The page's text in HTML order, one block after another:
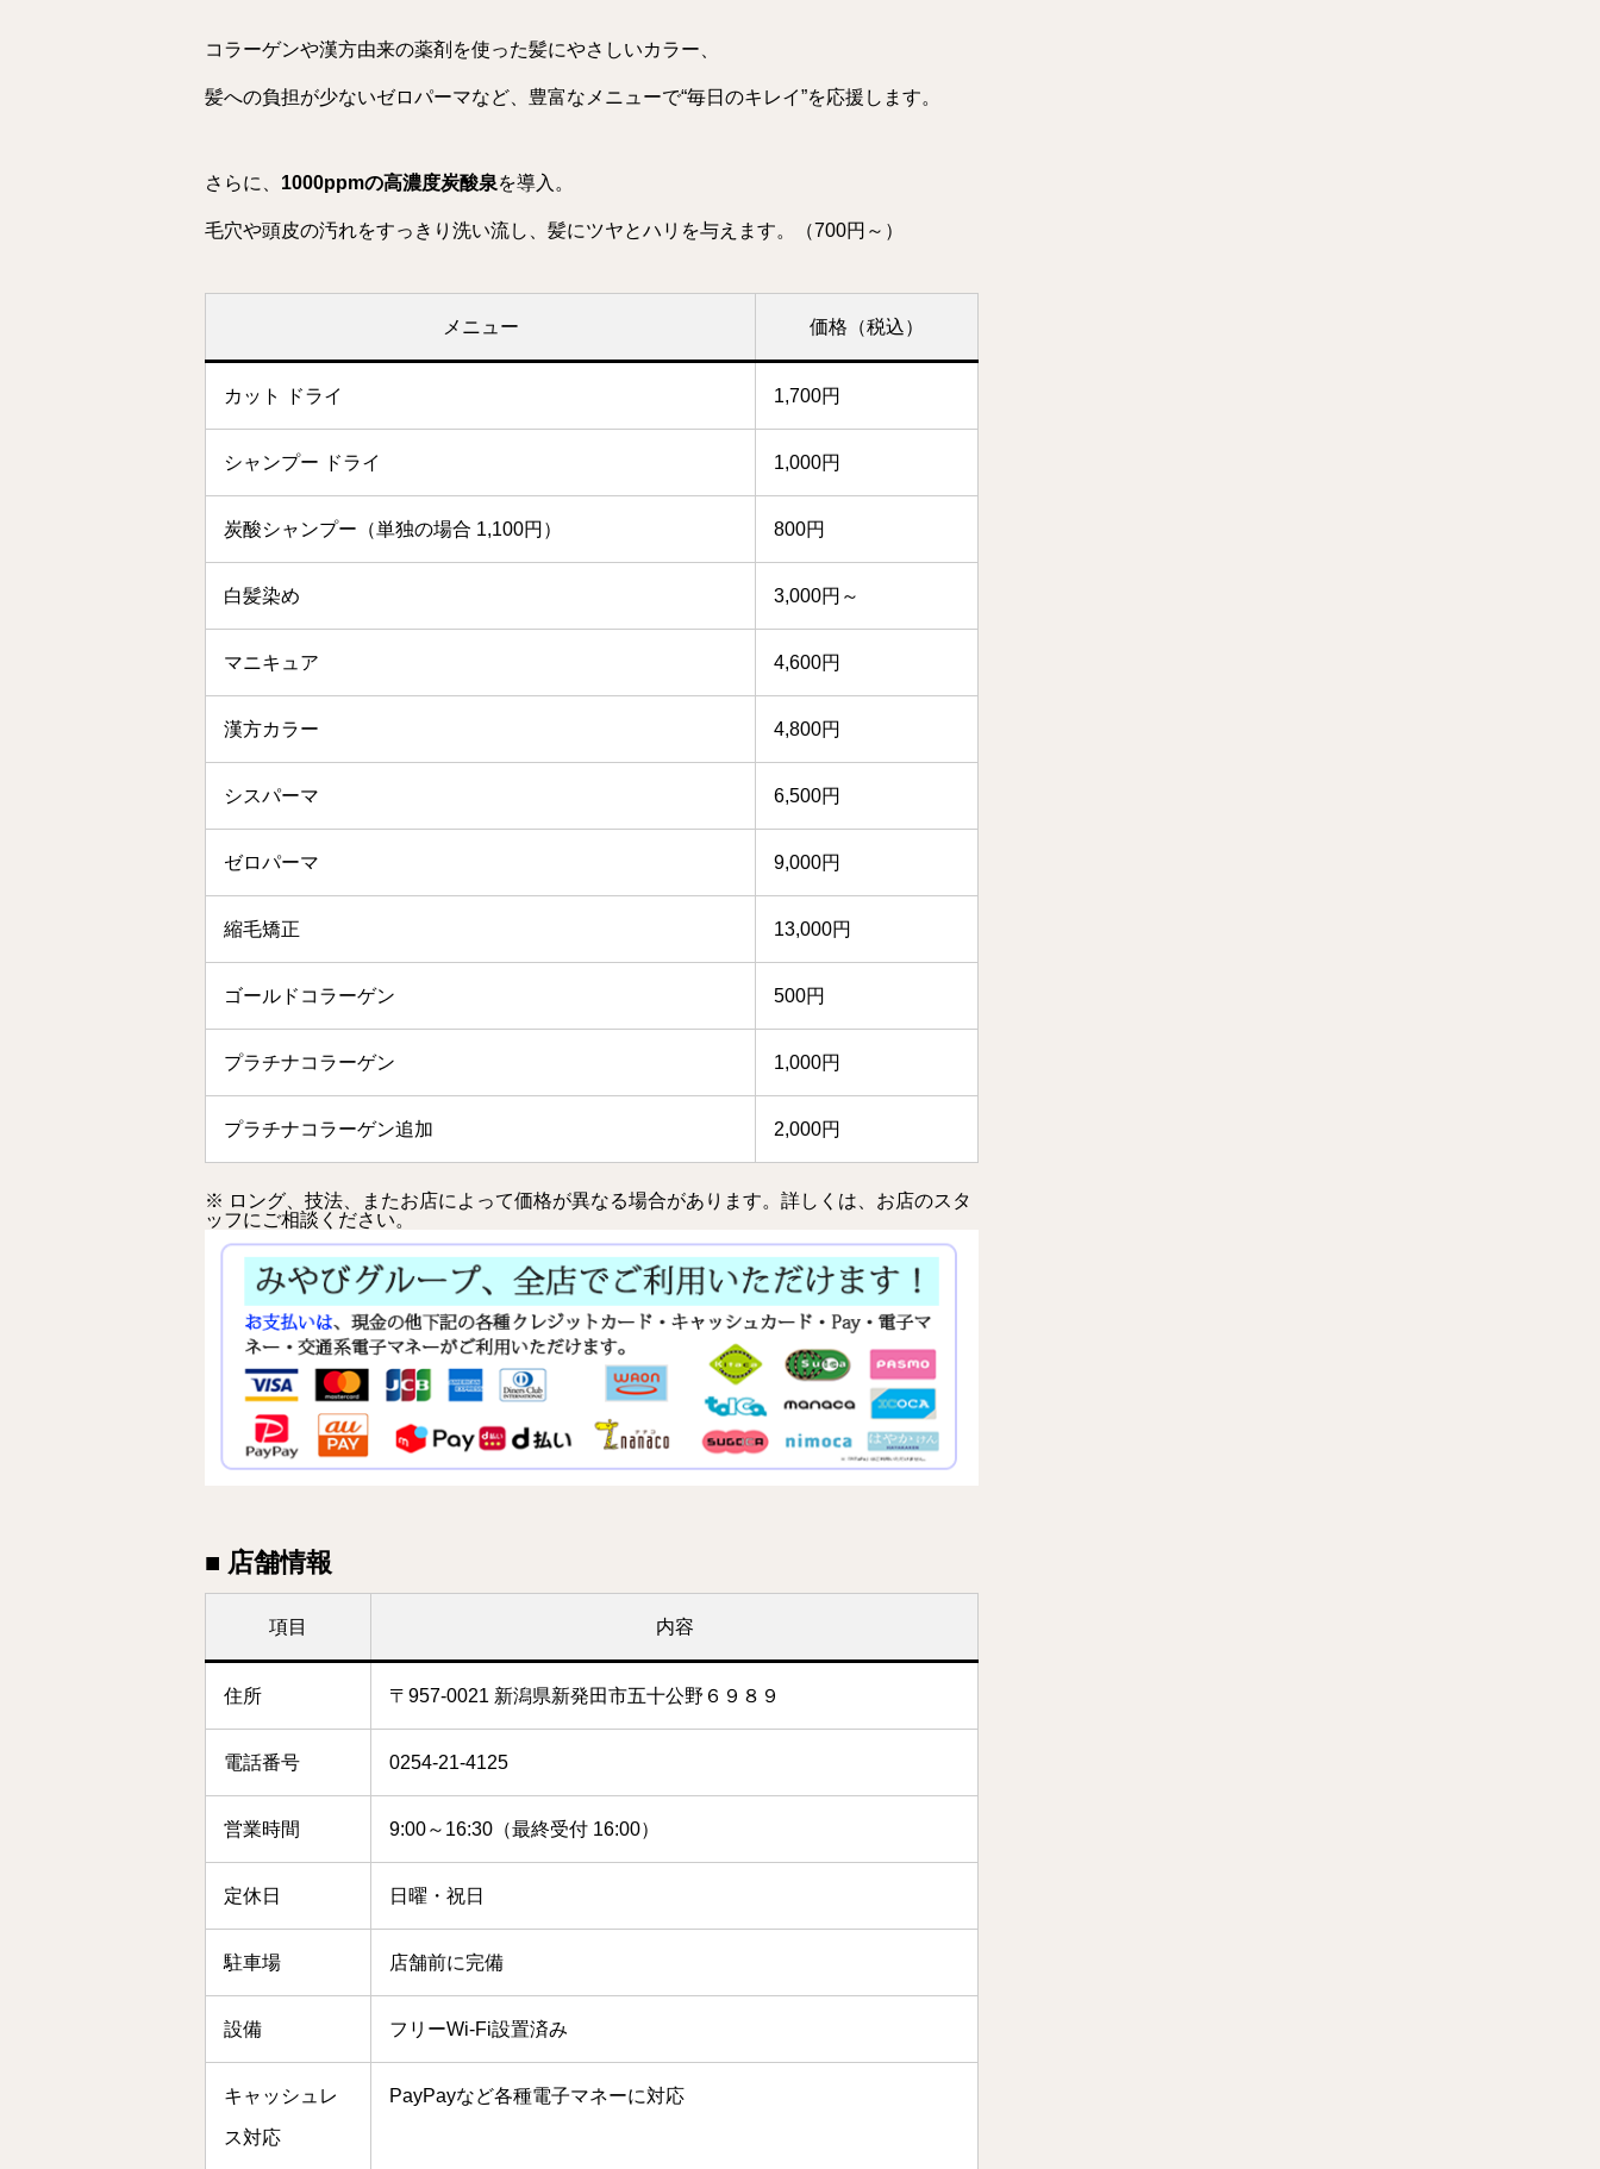
コラーゲンや漢方由来の薬剤を使った髪にやさしいカラー、
髪への負担が少ないゼロパーマなど、豊富なメニューで“毎日のキレイ”を応援します。
さらに、 1000ppmの高濃度炭酸泉を導入。
毛穴や頭皮の汚れをすっきり洗い流し、髪にツヤとハリを与えます。（700円～）
メニュー 価格（税込）
カット ドライ 1,700円
シャンプー ドライ 1,000円
炭酸シャンプー（単独の場合 1,100円） 800円
白髪染め 3,000円～
マニキュア 4,600円
漢方カラー 4,800円
シスパーマ 6,500円
ゼロパーマ 9,000円
縮毛矯正 13,000円
ゴールドコラーゲン 500円
プラチナコラーゲン 1,000円
プラチナコラーゲン追加 2,000円
※ ロング、技法、またお店によって価格が異なる場合があります。詳しくは、お店のスタ
ッフにご相談ください。
■ 店舗情報
項目 内容
住所 〒957-0021 新潟県新発田市五十公野６９８９
電話番号 0254-21-4125
営業時間 9:00～16:30（最終受付 16:00）
定休日 日曜・祝日
駐車場 店舗前に完備
設備 フリーWi-Fi設置済み
キャッシュレ
ス対応
PayPayなど各種電子マネーに対応